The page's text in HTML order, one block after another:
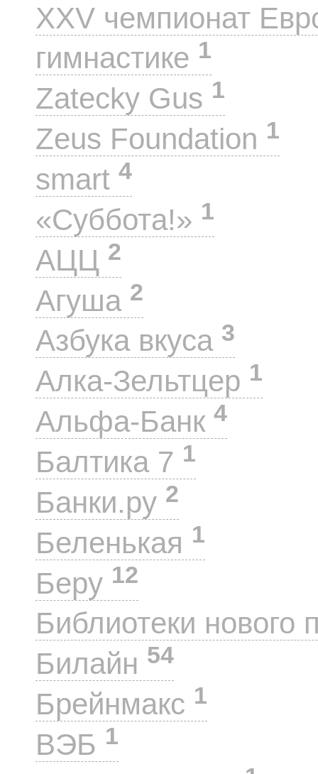
XXV чемпионат
гимнастике 1
Zatecky Gus 1
Zeus Foundation 1
smart 4
«Суббота!» 1
АЦЦ 2
Агуша 2
Азбука вкуса 3
Алка-Зельтцер 1
Альфа-Банк 4
Балтика 7 1
Банки.ру 2
Беленькая 1
Беру 12
Библиотеки нового
Билайн 54
Брейнмакс 1
ВЭБ 1